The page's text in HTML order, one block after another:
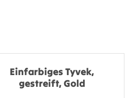
Einfarbiges Tyvek,
gestreift, Gold